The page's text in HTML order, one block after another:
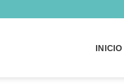
INICIO